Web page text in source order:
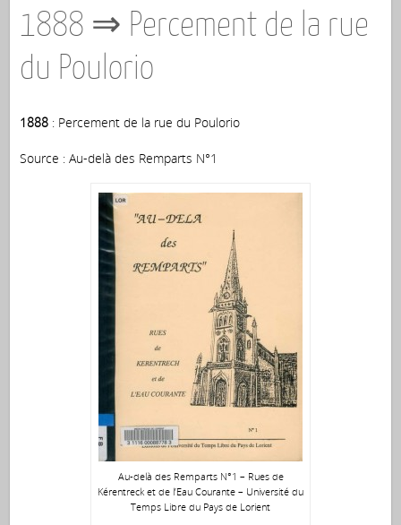
1888 ⇒ Percement de la rue
du Poulorio
1888: Percement de la rue du Poulorio
Source : Au-delà des Remparts N°1
Au-delà des Remparts N°1 – Rues de
Kérentreck et de l’Eau Courante – Université du
Temps Libre du Pays de Lorient